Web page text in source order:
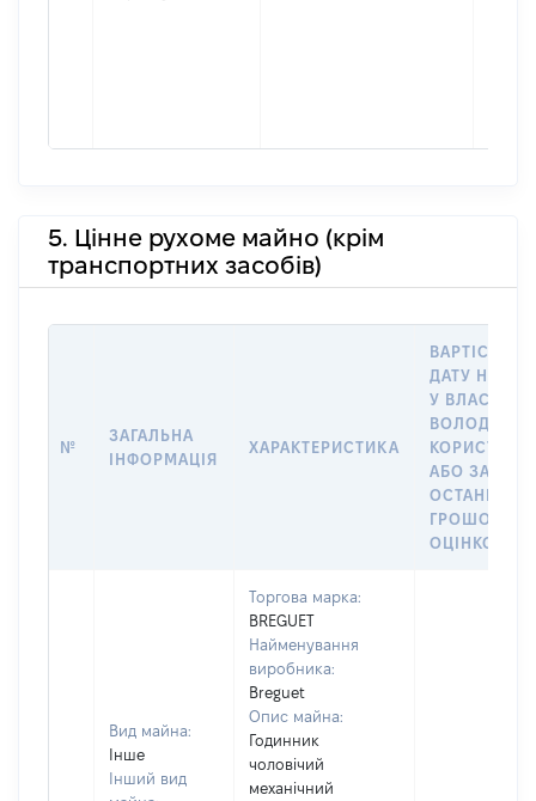
5. Цінне рухоме майно (крім
транспортних засобів)
№
ЗАГАЛЬНА
ІНФОРМАЦІЯ
ХАРАКТЕРИСТИКА
ВАРТІСТЬ
ДАТУ
У
ВОЛОДІННЯ
АБО ЗА
ГРОШОВОЮ
ОЦІНКОЮ
Вид майна:
Інше
Інший вид
Торгова марка:
BREGUET
Найменування
виробника:
Breguet
Опис майна:
Годинник
чоловічий
механічний